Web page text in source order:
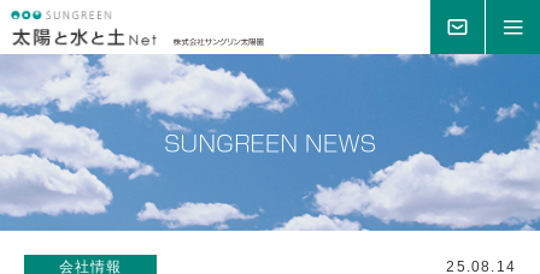
MAIL
会社情報 25.08.14